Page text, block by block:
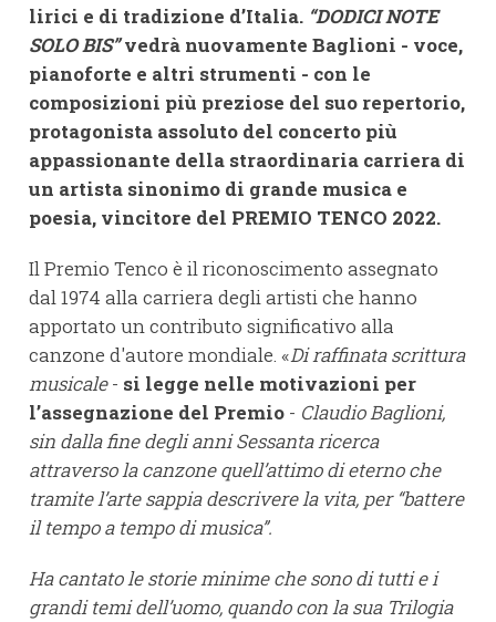
lirici e di tradizione d’Italia. “DODICI NOTE
SOLO BIS”vedrà nuovamente Baglioni - voce,
pianoforte e altri strumenti - con le
composizioni più preziose del suo repertorio,
protagonista assoluto del concerto più
appassionante della straordinaria carriera di
un artista sinonimo di grande musica e
poesia, vincitore del PREMIO TENCO 2022.
Il Premio Tenco è il riconoscimento assegnato
dal 1974 alla carriera degli artisti che hanno
apportato un contributo significativo alla
canzone d'autore mondiale. «Di raffinata scrittura
musicale- si legge nelle motivazioni per
l’assegnazione del Premio - Claudio Baglioni,
sin dalla fine degli anni Sessanta ricerca
attraverso la canzone quell’attimo di eterno che
tramite l’arte sappia descrivere la vita, per “battere
il tempo a tempo di musica”.
Ha cantato le storie minime che sono di tutti e i
grandi temi dell’uomo, quando con la sua Trilogia